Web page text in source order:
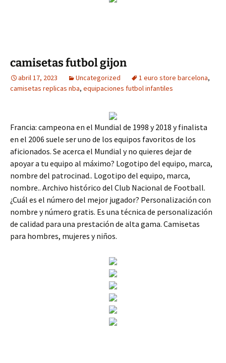
camisetas futbol gijon
abril 17, 2023 Uncategorized 1 euro store barcelona,
camisetas replicas nba, equipaciones futbol infantiles
Francia: campeona en el Mundial de 1998 y 2018 y finalista
en el 2006 suele ser uno de los equipos favoritos de los
aficionados. Se acerca el Mundial y no quieres dejar de
apoyar a tu equipo al máximo? Logotipo del equipo, marca,
nombre del patrocinad.. Logotipo del equipo, marca,
nombre.. Archivo histórico del Club Nacional de Football.
¿Cuál es el número del mejor jugador? Personalización con
nombre y número gratis. Es una técnica de personalización
de calidad para una prestación de alta gama. Camisetas
para hombres, mujeres y niños.